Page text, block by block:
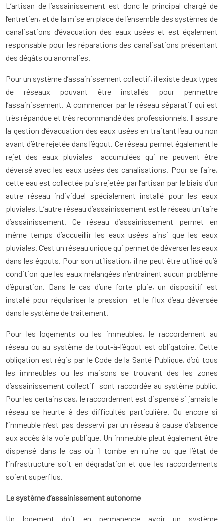
L’artisan de l’assainissement est donc le principal chargé de
l’entretien, et de la mise en place de l’ensemble des systèmes de
canalisations d’évacuation des eaux usées et est également
responsable pour les réparations des canalisations présentant
des dégâts ou anomalies.
Pour un système d’assainissement collectif, il existe deux types
de réseaux pouvant être installés pour permettre
l’assainissement. A commencer par le réseau séparatif qui est
très répandue et très recommandé des professionnels. Il assure
la gestion d’évacuation des eaux usées en traitant l’eau ou non
avant d’être rejetée dans l’égout. Ce réseau permet également le
rejet des eaux pluviales accumulées qui ne peuvent être
déversé avec les eaux usées des canalisations. Pour se faire,
cette eau est collectée puis rejetée par l’artisan par le biais d’un
autre réseau individuel spécialement installé pour les eaux
pluviales. L’autre réseau d’assainissement est le réseau unitaire
d’assainissement. Ce réseau d’assainissement permet en
même temps d’accueillir les eaux usées ainsi que les eaux
pluviales. C’est un réseau unique qui permet de déverser les eaux
dans les égouts. Pour son utilisation, il ne peut être utilisé qu’à
condition que les eaux mélangées n’entrainent aucun problème
d’épuration. Dans le cas d’une forte pluie, un dispositif est
installé pour régulariser la pression et le flux d’eau déversée
dans le système de traitement.
Pour les logements ou les immeubles, le raccordement au
réseau ou au système de tout-à-l’égout est obligatoire. Cette
obligation est régis par le Code de la Santé Publique, d’où tous
les immeubles ou les maisons se trouvant des les zones
d’assainissement collectif sont raccordée au système public.
Pour les certains cas, le raccordement est dispensé si jamais le
réseau se heurte à des difficultés particulière. Ou encore si
l’immeuble n’est pas desservi par un réseau à cause d’absence
aux accès à la voie publique. Un immeuble pleut également être
dispensé dans le cas où il tombe en ruine ou que l’état de
l’infrastructure soit en dégradation et que les raccordements
soient superflus.
Le système d’assainissement autonome
Un logement doit en permanence avoir un système